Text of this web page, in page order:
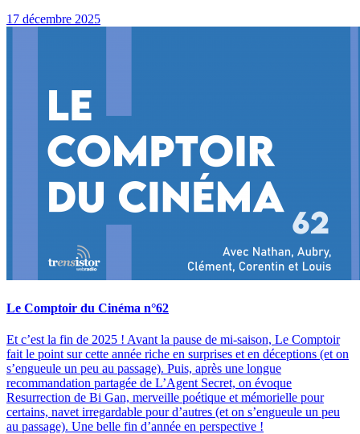
17 décembre 2025
Le Comptoir du Cinéma n°62
Et c’est la fin de 2025 ! Avant la pause de mi-saison, Le Comptoir
fait le point sur cette année riche en surprises et en déceptions (et on
s’engueule un peu au passage). Puis, après une longue
recommandation partagée de L’Agent Secret, on évoque
Resurrection de Bi Gan, merveille poétique et mémorielle pour
certains, navet irregardable pour d’autres (et on s’engueule un peu
au passage). Une belle fin d’année en perspective !